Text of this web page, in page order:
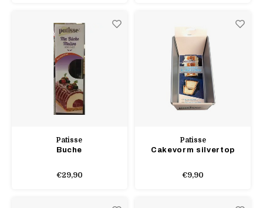
Patisse
Buche
€29,90
Patisse
Cakevorm silvertop
€9,90